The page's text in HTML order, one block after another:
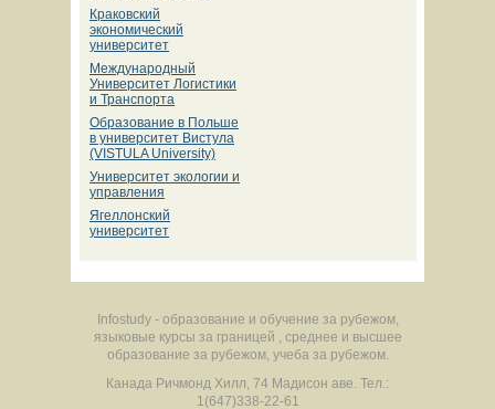
Краковский
экономический
университет
Международный
Университет Логистики
и Транспорта
Образование в Польше
в университет Вистула
(VISTULA University)
Университет экологии и
управления
Ягеллонский
университет
Infostudy - образование и обучение за рубежом,
языковые курсы за границей , среднее и высшее
образование за рубежом, учеба за рубежом.
Канада Ричмонд Хилл, 74 Мадисон аве. Тел.:
1(647)338-22-61